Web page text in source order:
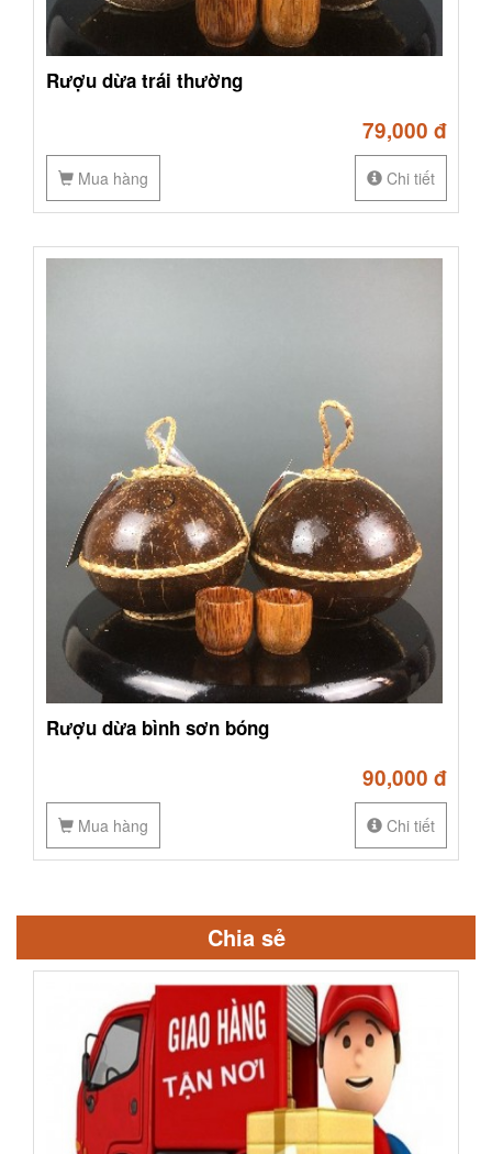
Rượu dừa trái thường
79,000 đ
Mua hàng Chi tiết
Rượu dừa bình sơn bóng
90,000 đ
Mua hàng Chi tiết
Chia sẻ